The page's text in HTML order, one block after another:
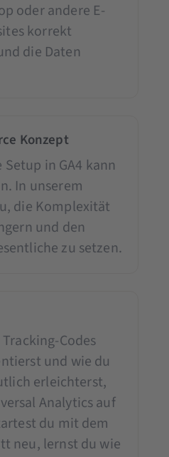
oder andere E-
korrekt
die Daten
Konzept
Setup in GA4 kann
In unserem
die Komplexität
und den
zu setzen.
Codes
und wie du
erleichterst,
Analytics auf
du mit dem
neu, lernst du wie